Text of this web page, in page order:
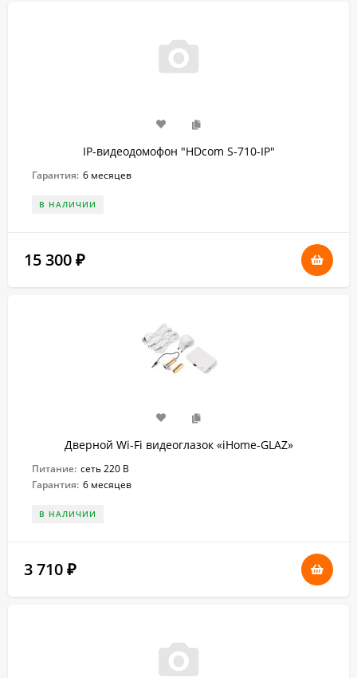
IP-видеодомофон "HDcom S-710-IP"
Гарантия: 6 месяцев
В НАЛИЧИИ
15 300 ₽
Дверной Wi-Fi видеоглазок «iHome-GLAZ»
Питание: сеть 220 В
Гарантия: 6 месяцев
В НАЛИЧИИ
3 710 ₽